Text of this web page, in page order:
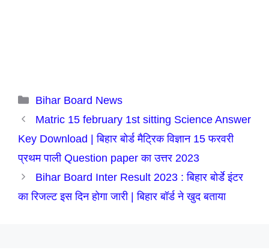
Categories
Bihar Board News
Matric 15 february 1st sitting Science Answer
Key Download | बिहार बोर्ड मैट्रिक विज्ञान 15 फरवरी
प्रथम पाली Question paper का उत्तर 2023
Bihar Board Inter Result 2023 : बिहार बोर्डे इंटर
का रिजल्ट इस दिन होगा जारी | बिहार बॉर्ड ने खुद बताया